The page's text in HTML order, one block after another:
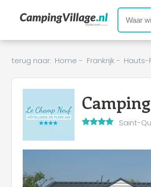
terug naar: Home - Frankrijk- Hauts-
Saint-